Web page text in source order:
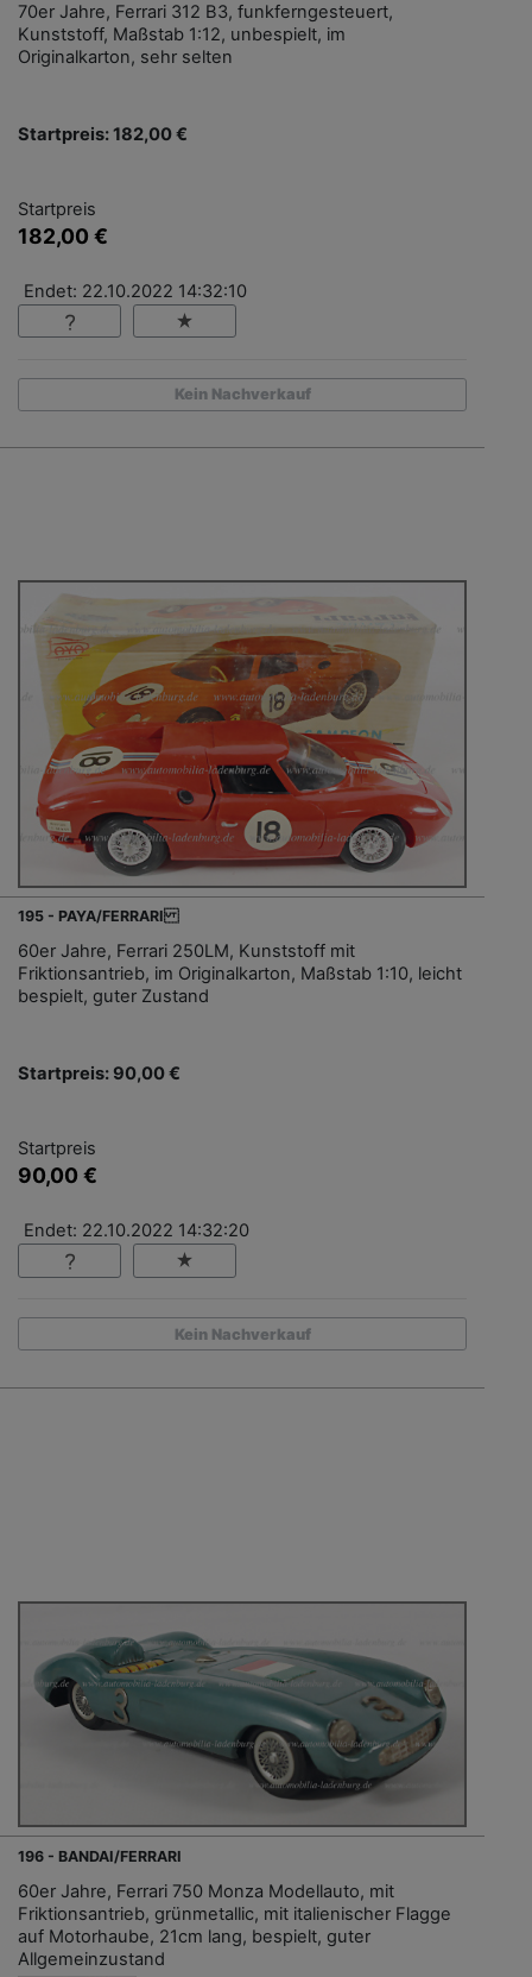
70er Jahre, Ferrari 312 B3, funkferngesteuert,
Kunststoff, Maßstab 1:12, unbespielt, im
Originalkarton, sehr selten
Startpreis: 182,00 €
Startpreis
182,00 €
Endet: 22.10.2022 14:32:10
Kein Nachverkauf
195 - PAYA/FERRARI
60er Jahre, Ferrari 250LM, Kunststoff mit
Friktionsantrieb, im Originalkarton, Maßstab 1:10, leicht
bespielt, guter Zustand
Startpreis: 90,00 €
Startpreis
90,00 €
Endet: 22.10.2022 14:32:20
Kein Nachverkauf
196 - BANDAI/FERRARI
60er Jahre, Ferrari 750 Monza Modellauto, mit
Friktionsantrieb, grünmetallic, mit italienischer Flagge
auf Motorhaube, 21cm lang, bespielt, guter
Allgemeinzustand